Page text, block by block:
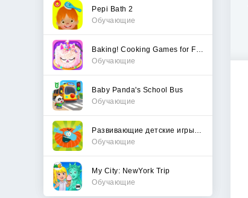
Pepi Bath 2
Обучающие
Обучающие
Baby Panda's School Bus
Обучающие
Обучающие
My City: NewYork Trip
Обучающие